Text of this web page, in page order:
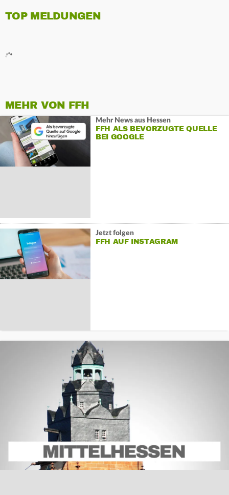
TOP MELDUNGEN
MEHR VON FFH
Mehr News aus Hessen
FFH ALS BEVORZUGTE QUELLE
BEI GOOGLE
Jetzt folgen
FFH AUF INSTAGRAM